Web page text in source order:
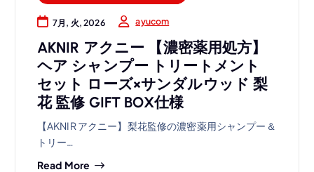
7月, 火, 2026 ayucom
AKNIR アクニー 【濃密薬用処方】
ヘア シャンプー トリートメント
セット ローズ×サンダルウッド 梨
花 監修 GIFT BOX仕様
【AKNIR アクニー】梨花監修の濃密薬用シャンプー＆
トリー…
Read More